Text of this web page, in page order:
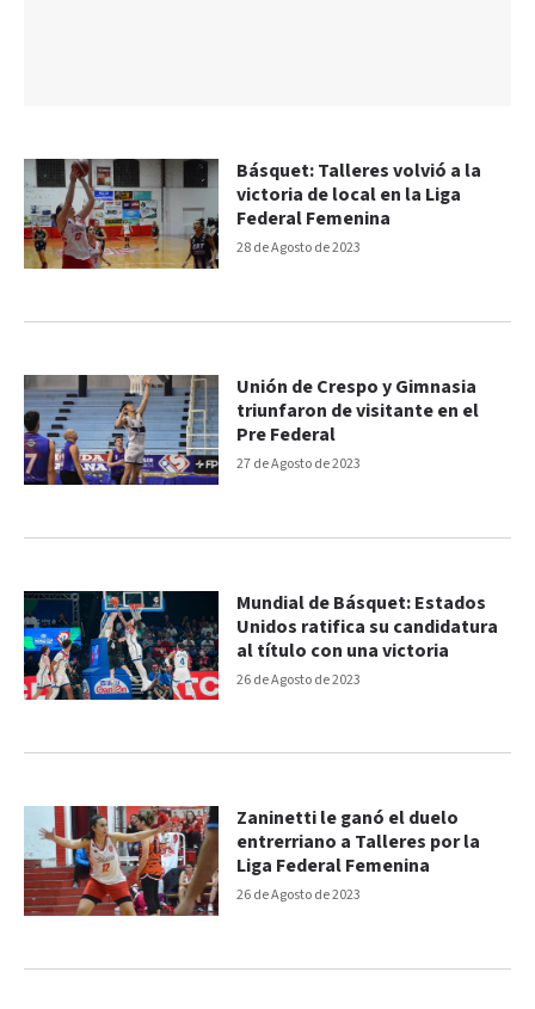
28 de Agosto de 2023
Básquet: Talleres volvió a la
victoria de local en la Liga
Federal Femenina
27 de Agosto de 2023
Unión de Crespo y Gimnasia
triunfaron de visitante en el
Pre Federal
26 de Agosto de 2023
Mundial de Básquet: Estados
Unidos ratifica su candidatura
al título con una victoria
26 de Agosto de 2023
Zaninetti le ganó el duelo
entrerriano a Talleres por la
Liga Federal Femenina